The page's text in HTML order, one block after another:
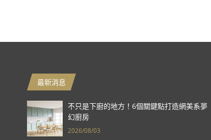
最新消息
不只是下廚的地方！6個關鍵點打造網美系夢
幻廚房
2026/08/03